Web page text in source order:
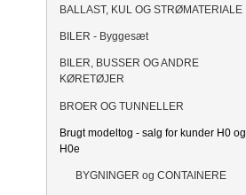
BALLAST, KUL OG STRØMATERIALE
BILER - Byggesæt
BILER, BUSSER OG ANDRE
KØRETØJER
BROER OG TUNNELLER
Brugt modeltog - salg for kunder H0 og
H0e
BYGNINGER og CONTAINERE